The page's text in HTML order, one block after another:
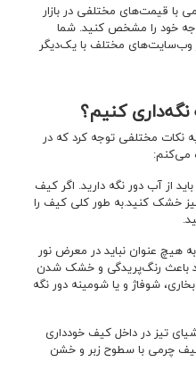
با قیمت‌های مختلفی در بازار
خود را مشخص کنید. شما
وب‌سایت‌های مختلف با یک‌دیگر
کنیم؟
نکات مختلفی توجه کرد که در
می‌کنم:
از آب دور نگه دارید. اگر کیف
خشک کنید.به طور کلی کیف را
هیچ عنوان نباید در معرض نور
باعث رنگ‌پریدگی و خشک شدن
شوفاژ و یا شومینه دور نگه
تیز در داخل کیف خودداری
چرمی با سطوح زبر و خشن